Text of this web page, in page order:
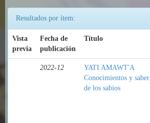
Resultados por ítem:
Vista
previa
Fecha de
publicación
Título
2022-12
YATI AMAWT'A
Conocimientos y saber
de los sabios